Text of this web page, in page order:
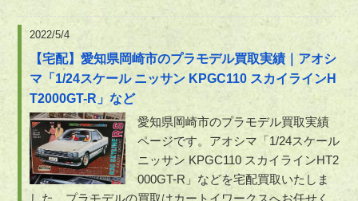
2022/5/4
【宅配】愛知県岡崎市のプラモデル買取実績｜アオシ
マ「1/24スケール ニッサン KPGC110 スカイラインH
T2000GT-R」など
愛知県岡崎市のプラモデル買取実績
ページです。アオシマ「1/24スケール
ニッサン KPGC110 スカイラインHT2
000GT-R」などを宅配買取いたしま
した。プラモデルの買取はカートイワークスへお任せく